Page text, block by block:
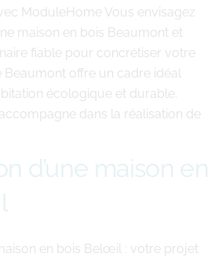
ModuleHome Vous envisagez
maison en bois Beaumont et
fiable pour concrétiser votre
Beaumont offre un cadre idéal
écologique et durable.
dans la réalisation de
d’une maison en
en bois Belœil : votre projet